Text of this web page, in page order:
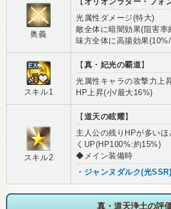
奥義
光属性ダメージ(特大)
敵全体に暗闇効果(阻害
味方全体に高揚効果
スキル1
【 真・妃光の覇道】
光属性キャラの攻撃力上
HP上昇(小/最大16%)
スキル2
【 道天の眩耀】
主人公の残りHPが多い
くUP(HP100%:約15%)
◆メイン装備時
・ジャンヌダルク(光
真・道天浄土の評